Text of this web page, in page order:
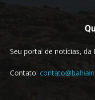
Seu portal de notícias, da
Contato: